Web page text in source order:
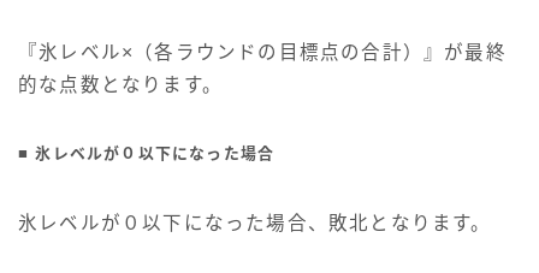
『氷レベル×（各ラウンドの目標点の合計）』が最終
的な点数となります。
■ 氷レベルが０以下になった場合
氷レベルが０以下になった場合、敗北となります。